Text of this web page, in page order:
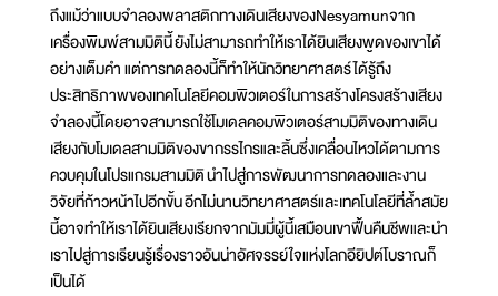
ถึงแม้ว่าแบบจำลองพลาสติกทางเดินเสียงของNesyamunจาก
เครื่องพิมพ์สามมิตินี้ ยังไม่สามารถทำให้เราได้ยินเสียงพูดของเขาได้
อย่างเต็มคำ แต่การทดลองนี้ก็ทำให้นักวิทยาศาสตร์ได้รู้ถึง
ประสิทธิภาพของเทคโนโลยีคอมพิวเตอร์ในการสร้างโครงสร้างเสียง
จำลองนี้โดยอาจสามารถใช้โมเดลคอมพิวเตอร์สามมิติของทางเดิน
เสียงกับโมเดลสามมิติของขากรรไกรและลิ้นซึ่งเคลื่อนไหวได้ตามการ
ควบคุมในโปรแกรมสามมิติ นำไปสู่การพัฒนาการทดลองและงาน
วิจัยที่ก้าวหน้าไปอีกขั้น อีกไม่นานวิทยาศาสตร์และเทคโนโลยีที่ล้ำสมัย
นี้อาจทำให้เราได้ยินเสียงเรียกจากมัมมี่ผู้นี้เสมือนเขาฟื้นคืนชีพและนำ
เราไปสู่การเรียนรู้เรื่องราวอันน่าอัศจรรย์ใจแห่งโลกอียิปต์โบราณก็
เป็นได้